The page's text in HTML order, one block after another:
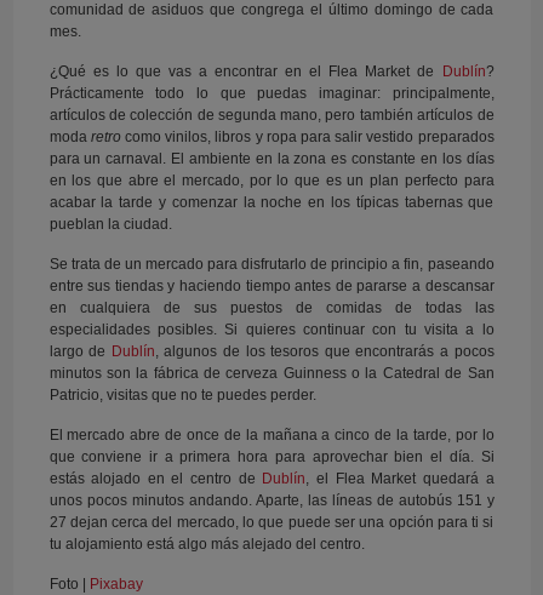
comunidad de asiduos que congrega el último domingo de cada
mes.
¿Qué es lo que vas a encontrar en el Flea Market de Dublín?
Prácticamente todo lo que puedas imaginar: principalmente,
artículos de colección de segunda mano, pero también artículos de
moda retrocomo vinilos, libros y ropa para salir vestido preparados
para un carnaval. El ambiente en la zona es constante en los días
en los que abre el mercado, por lo que es un plan perfecto para
acabar la tarde y comenzar la noche en los típicas tabernas que
pueblan la ciudad.
Se trata de un mercado para disfrutarlo de principio a fin, paseando
entre sus tiendas y haciendo tiempo antes de pararse a descansar
en cualquiera de sus puestos de comidas de todas las
especialidades posibles. Si quieres continuar con tu visita a lo
largo de Dublín, algunos de los tesoros que encontrarás a pocos
minutos son la fábrica de cerveza Guinness o la Catedral de San
Patricio, visitas que no te puedes perder.
El mercado abre de once de la mañana a cinco de la tarde, por lo
que conviene ir a primera hora para aprovechar bien el día. Si
estás alojado en el centro de Dublín, el Flea Market quedará a
unos pocos minutos andando. Aparte, las líneas de autobús 151 y
27 dejan cerca del mercado, lo que puede ser una opción para ti si
tu alojamiento está algo más alejado del centro.
Foto | Pixabay